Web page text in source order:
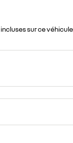
sur ce véhicule